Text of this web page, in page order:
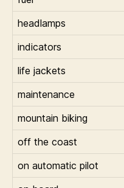
headlamps
indicators
life jackets
maintenance
mountain biking
off the coast
on automatic pilot